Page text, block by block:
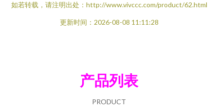
如若转载，请注明出处：http://www.vivccc.com/product/62.html
更新时间：2026-08-08 11:11:28
产品列表
PRODUCT